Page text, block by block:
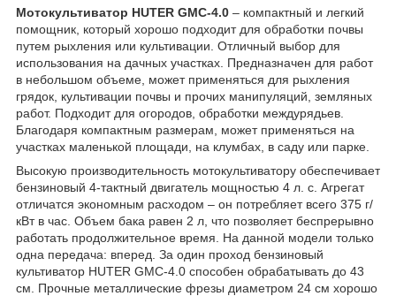
Мотокультиватор HUTER GMC-4.0 – компактный и легкий
помощник, который хорошо подходит для обработки почвы
путем рыхления или культивации. Отличный выбор для
использования на дачных участках. Предназначен для работ
в небольшом объеме, может применяться для рыхления
грядок, культивации почвы и прочих манипуляций, земляных
работ. Подходит для огородов, обработки междурядьев.
Благодаря компактным размерам, может применяться на
участках маленькой площади, на клумбах, в саду или парке.
Высокую производительность мотокультиватору обеспечивает
бензиновый 4-тактный двигатель мощностью 4 л. с. Агрегат
отличатся экономным расходом – он потребляет всего 375 г/
кВт в час. Объем бака равен 2 л, что позволяет беспрерывно
работать продолжительное время. На данной модели только
одна передача: вперед. За один проход бензиновый
культиватор HUTER GMC-4.0 способен обрабатывать до 43
см. Прочные металлические фрезы диаметром 24 см хорошо